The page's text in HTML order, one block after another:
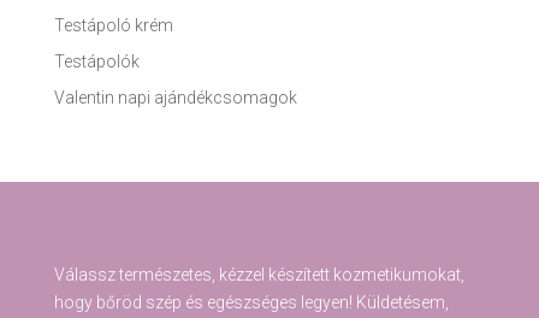
Testápoló krém
Testápolók
Valentin napi ajándékcsomagok
Válassz természetes, kézzel készített kozmetikumokat,
hogy bőröd szép és egészséges legyen! Küldetésem,